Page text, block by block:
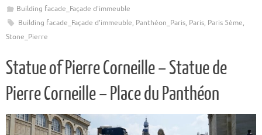
Building facade_Façade d'immeuble
Building facade_Façade d'immeuble, Panthéon_Paris, Paris, Paris 5ème,
Stone_Pierre
Statue of Pierre Corneille – Statue de
Pierre Corneille – Place du Panthéon